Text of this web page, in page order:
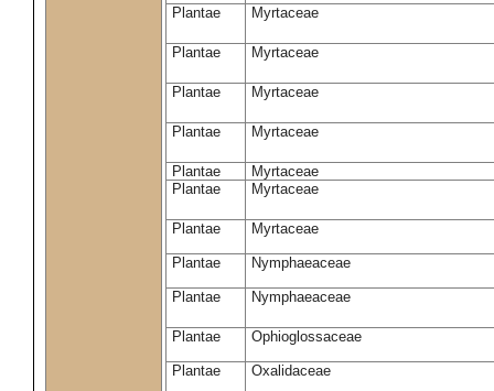
Plantae Myrtaceae
Plantae Myrtaceae
Plantae Myrtaceae
Plantae Myrtaceae
Plantae
Myrtaceae
Plantae
Myrtaceae
Plantae Myrtaceae
Plantae Nymphaeaceae
Plantae Nymphaeaceae
Plantae Ophioglossaceae
Plantae Oxalidaceae